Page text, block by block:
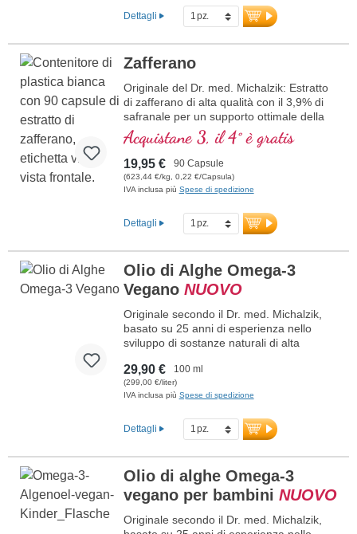
Dettagli
Zafferano
Originale del Dr. med. Michalzik: Estratto
di zafferano di alta qualità con il 3,9% di
safranale per un supporto ottimale della
psiche e dei nervi. Ogni capsula contiene
30 mg di estratto di zafferano premium
con 1,17 mg di safranale puro e 40 mg di
vitamina C bufferata. Le capsule vegetali
sono prive di PEG e carragenina, sigilli
vegetariani. Estrazione con alcol
alimentare e acqua pura, garantita senza
collaudato e sostenibile, per la vostra
salute e benessere.
Acquistane 3, il 4° è gratis
19,95 € 90 Capsule
(623,44 €/kg, 0,22 €/Capsula)
IVA inclusa più Spese di spedizione
Dettagli
Olio di Alghe Omega-3
Vegano NUOVO
Originale secondo il Dr. med. Michalzik,
basato su 25 anni di esperienza nello
sviluppo di sostanze naturali di alta
Omega-3 ad altissima purezza dalla
microalga Schizochytrium sp. per dose
giornaliera (30–45 gocce), con 594 – 890
299 mg di EPA e 394 – 591 mg di DHA.
Dosaggio semplice con pipetta. Olio di
alghe Omega-3 vegano di alta qualità con
contenuto naturale di EPA e DHA –
un’alternativa vegetale all’olio di pesce.
maggiori informazioni sull’olio di alghe
Omega-3
29,90 € 100 ml
(299,00 €/liter)
IVA inclusa più Spese di spedizione
Dettagli
Olio di alghe Omega-3
vegano per bambini NUOVO
Originale secondo il Dr. med. Michalzik,